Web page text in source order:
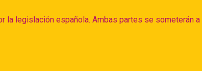
la legislación española. Ambas partes se someterán